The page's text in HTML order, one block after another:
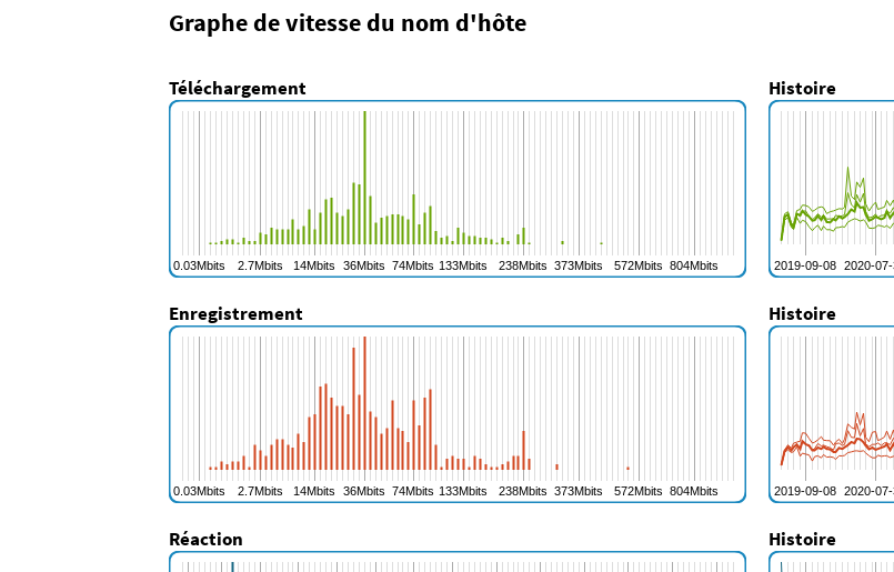
Graphe de vitesse du nom d'hôte
Téléchargement Histoire
Enregistrement Histoire
Réaction Histoire